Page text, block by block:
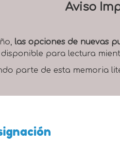
Aviso
las opciones de nuevas
para lectura
parte de esta memoria